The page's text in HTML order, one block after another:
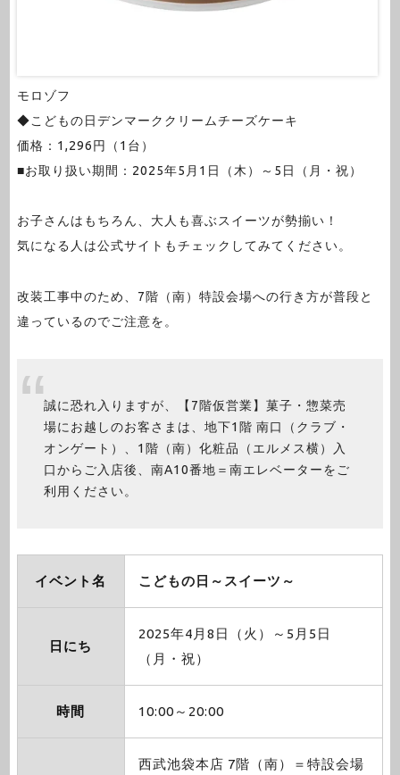
モロゾフ
◆こどもの日デンマーククリームチーズケーキ
価格：1,296円（1台）
■お取り扱い期間：2025年5月1日（木）～5日（月・祝）
お子さんはもちろん、大人も喜ぶスイーツが勢揃い！
気になる人は公式サイトもチェックしてみてください。
改装工事中のため、7階（南）特設会場への行き方が普段と
違っているのでご注意を。
誠に恐れ入りますが、【7階仮営業】菓子・惣菜売
場にお越しのお客さまは、地下1階 南口（クラブ・
オンゲート）、1階（南）化粧品（エルメス横）入
口からご入店後、南A10番地＝南エレベーターをご
利用ください。
イベント名 こどもの日～スイーツ～
日にち
2025年4月8日（火）～5月5日
（月・祝）
時間 10:00～20:00
西武池袋本店 7階（南）＝特設会場